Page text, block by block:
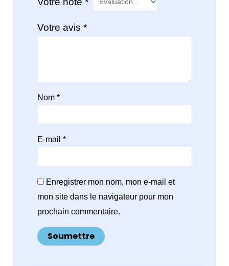
Votre avis *
Nom *
E-mail *
Enregistrer mon nom, mon e-mail et
mon site dans le navigateur pour mon
prochain commentaire.